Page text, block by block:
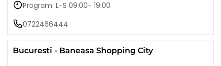
Program: L-S 09:00- 19:00
0722466444
Bucuresti - Baneasa Shopping City